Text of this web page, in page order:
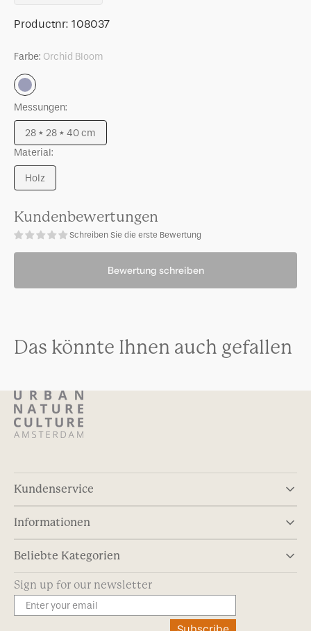
Menge
Beistelltisch
Menge
Beistelltisch
Artikelnummer:
Productnr: 108037
Farbe: Orchid Bloom
Orchid
Bloom
Messungen:
28 * 28 * 40 cm
Variante
Material:
Holz
Variante
oder
nicht
verfügbar
Kundenbewertungen
Schreiben Sie die erste Bewertung
Bewertung schreiben
Das könnte Ihnen auch gefallen
Kundenservice
Informationen
Beliebte Kategorien
Sign up for our newsletter